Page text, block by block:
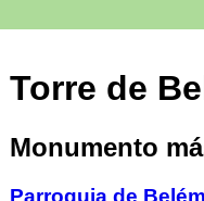
Torre de
Monumento
Parroquia de Belém